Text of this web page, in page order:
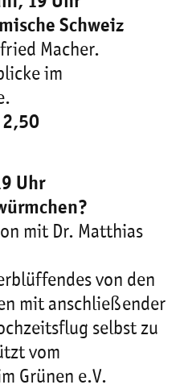
Schweiz
Macher.
im

Uhr
mit Dr. Matthias
von den
mit anschließender
selbst zu
vom
Grünen e.V.